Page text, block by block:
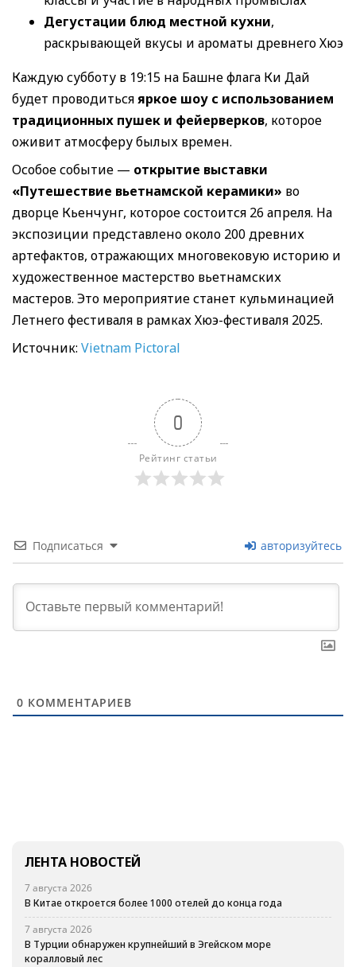
Дегустации блюд местной кухни,
раскрывающей вкусы и ароматы древнего Хюэ
Каждую субботу в 19:15 на Башне флага Ки Дай
будет проводитьсяяркое шоу с использованием
традиционных пушек и фейерверков, которое
оживит атмосферу былых времен.
Особое событие — открытие выставки
«Путешествие вьетнамской керамики» во
дворце Кьенчунг, которое состоится 26 апреля. На
экспозиции представлено около 200 древних
артефактов, отражающих многовековую историю и
художественное мастерство вьетнамских
мастеров. Это мероприятие станет кульминацией
Летнего фестиваля в рамках Хюэ-фестиваля 2025.
Источник: Vietnam Pictoral
0
Рейтинг статьи
Подписаться авторизуйтесь
0 КОММЕНТАРИЕВ
ЛЕНТА НОВОСТЕЙ
7 августа 2026
В Китае откроется более 1000 отелей до конца года
7 августа 2026
В Турции обнаружен крупнейший в Эгейском море
коралловый лес